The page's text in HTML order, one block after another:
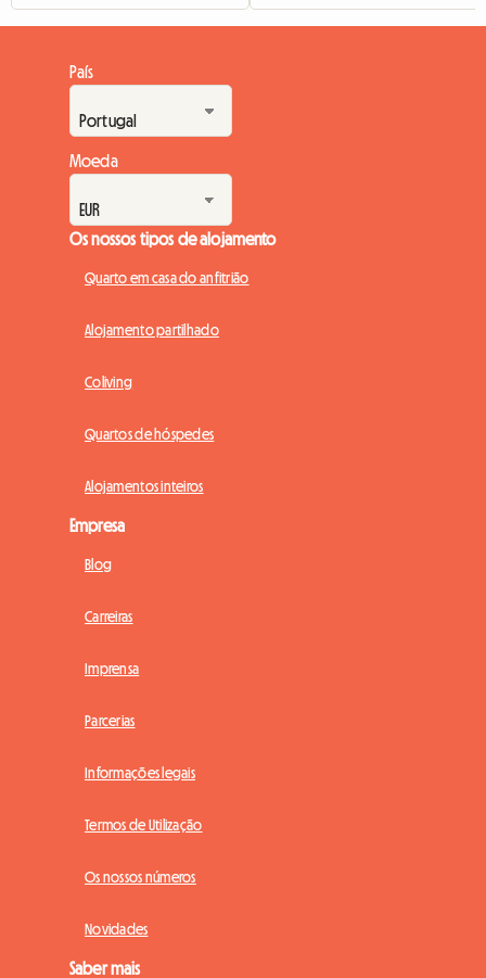
País
Moeda
Os nossos tipos de alojamento
Quarto em casa do anfitrião
Alojamento partilhado
Coliving
Quartos de hóspedes
Alojamentos inteiros
Empresa
Blog
Carreiras
Imprensa
Parcerias
Informações legais
Termos de Utilização
Os nossos números
Novidades
Saber mais